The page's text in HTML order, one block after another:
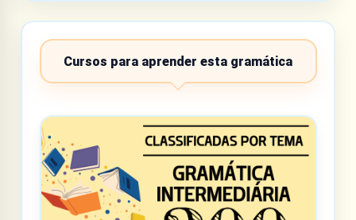
Cursos para aprender esta gramática